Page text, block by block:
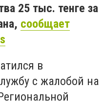
25 тыс. тенге за
сообщает
в
с жалобой на